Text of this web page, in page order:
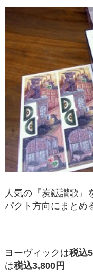
人気の『炭鉱讃歌』
パクト方向にまとめ
ヨーヴィックは税込
は税込3,800円